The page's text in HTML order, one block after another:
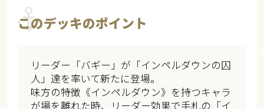
このデッキのポイント
リーダー「バギー」が「インペルダウンの囚
人」達を率いて新たに登場。
味方の特徴《インペルダウン》を持つキャラ
が場を離れた時、リーダー効果で手札の「イ